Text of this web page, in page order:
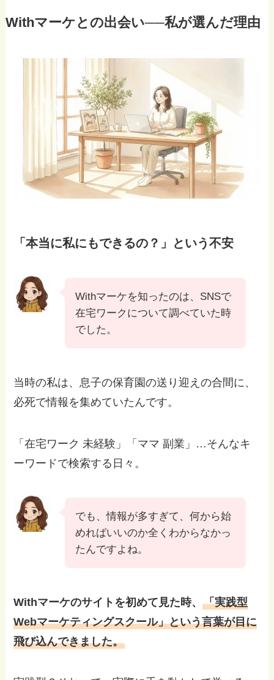
Withマーケとの出会い──私が選んだ理由
「本当に私にもできるの？」という不安
Withマーケを知ったのは、SNSで
在宅ワークについて調べていた時
でした。
当時の私は、息子の保育園の送り迎えの合間に、
必死で情報を集めていたんです。
「在宅ワーク 未経験」「ママ 副業」…そんなキ
ーワードで検索する日々。
でも、情報が多すぎて、何から始
めればいいのか全くわからなかっ
たんですよね。
Withマーケのサイトを初めて見た時、「実践型
Webマーケティングスクール」という言葉が目に
飛び込んできました。